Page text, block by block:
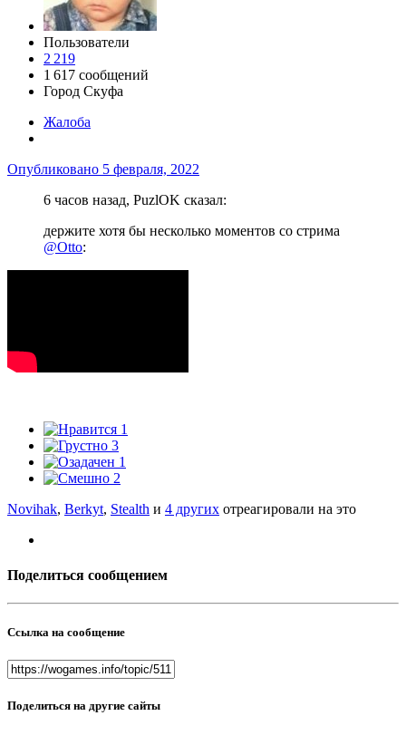
Пользователи
2 219
1 617 сообщений
Город Скуфа
Жалоба
Опубликовано 5 февраля, 2022
6 часов назад, PuzlOK сказал:
держите хотя бы несколько моментов со стрима
@Otto:
1
3
1
2
Novihak, Berkyt, Stealth и 4 других отреагировали на это
Поделиться сообщением
Ссылка на сообщение
Поделиться на другие сайты